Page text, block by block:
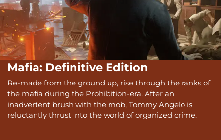
Mafia: Definitive Edition
Re-made from the ground up, rise through the ranks of
the mafia during the Prohibition-era. After an
inadvertent brush with the mob, Tommy Angelo is
reluctantly thrust into the world of organized crime.